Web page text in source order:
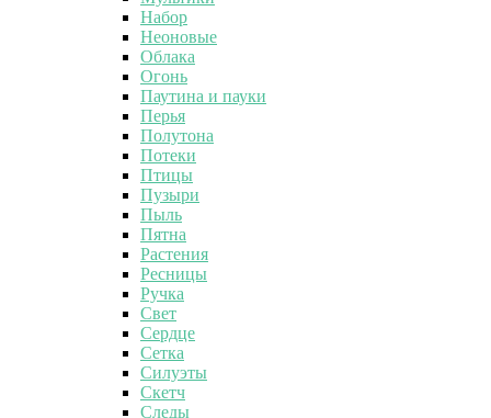
Набор
Неоновые
Облака
Огонь
Паутина и пауки
Перья
Полутона
Потеки
Птицы
Пузыри
Пыль
Пятна
Растения
Ресницы
Ручка
Свет
Сердце
Сетка
Силуэты
Скетч
Следы